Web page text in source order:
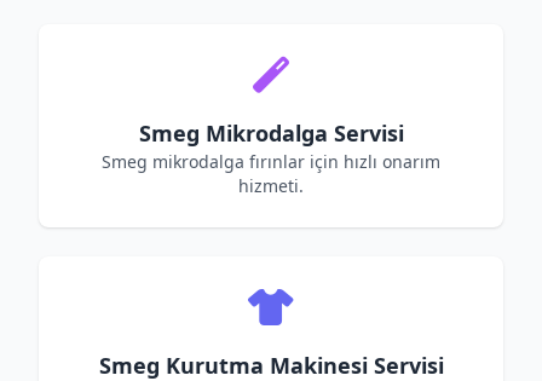
Smeg Mikrodalga Servisi
Smeg mikrodalga fırınlar için hızlı onarım
hizmeti.
Smeg Kurutma Makinesi Servisi